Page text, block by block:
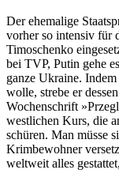
Der ehemalige
vorher so intensiv für
Timoschenko
bei TVP, Putin gehe
ganze Ukraine.
wolle, strebe er
Wochenschrift
westlichen Kurs, die
schüren. Man müsse
Krimbewohner
weltweit alles